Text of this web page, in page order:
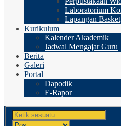
Laboratorium
Lapangan Basket
Kurikulum
Kalender Akademik
Jadwal Mengajar Guru
Berita
Galeri
Portal
Dapodik
E-Rapor